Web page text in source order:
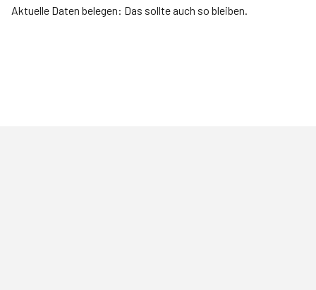
Aktuelle Daten belegen: Das sollte auch so bleiben.